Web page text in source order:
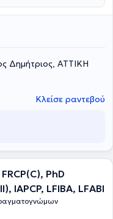
Δημήτριος, ΑΤΤΙΚΗ
Κλείσε ραντεβού
PhD
IAPCP, LFIBA, LFABI